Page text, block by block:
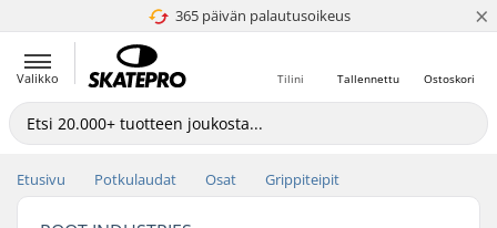
365 päivän palautusoikeus
4.8 / 5 ×
Valikko Ostoskori
Tallennettu
Tilini
Etusivu Potkulaudat Osat Grippiteipit